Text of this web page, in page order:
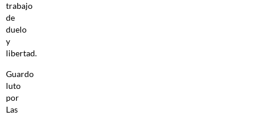
trabajo
de
duelo
y
libertad.
Guardo
luto
por
Las